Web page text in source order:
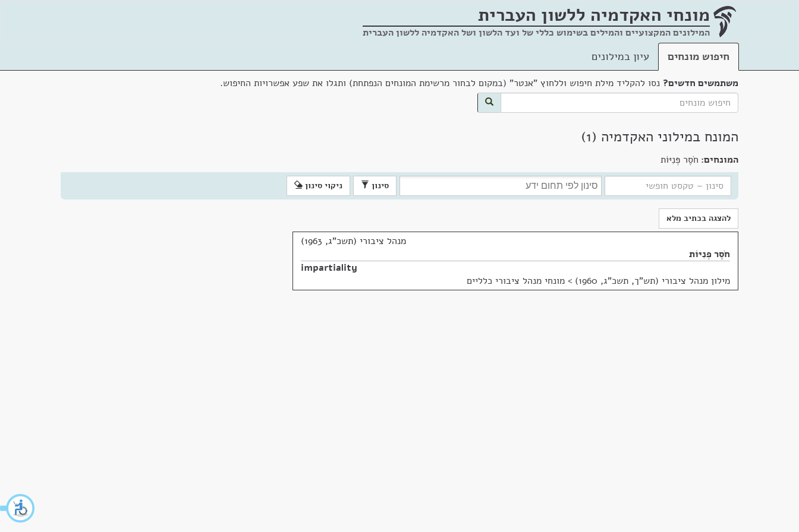
מונחי האקדמיה ללשון העברית
המילונים המקצועיים והמילים בשימוש כללי של ועד הלשון ושל האקדמיה ללשון העברית
חיפוש מונחים עיון במילונים
משתמשים חדשים? נסו להקליד מילת חיפוש וללחוץ "אנטר" (במקום לבחור מרשימת המונחים הנפתחת) ותגלו את שפע אפשרויות החיפוש.
המונח במילוני האקדמיה (1)
המונחים: חֹסֶר פְּנִיּוֹת
סינון ניקוי סינון
להצגה בכתיב מלא
מנהל ציבורי (תשכ"ג, 1963)
חֹסֶר פְּנִיּוֹת
impartiality
מילון מנהל ציבורי (תש"ך, תשכ"ג, 1960)
> מונחי מנהל ציבורי כלליים